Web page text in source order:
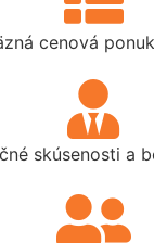
cenová
skúsenosti a